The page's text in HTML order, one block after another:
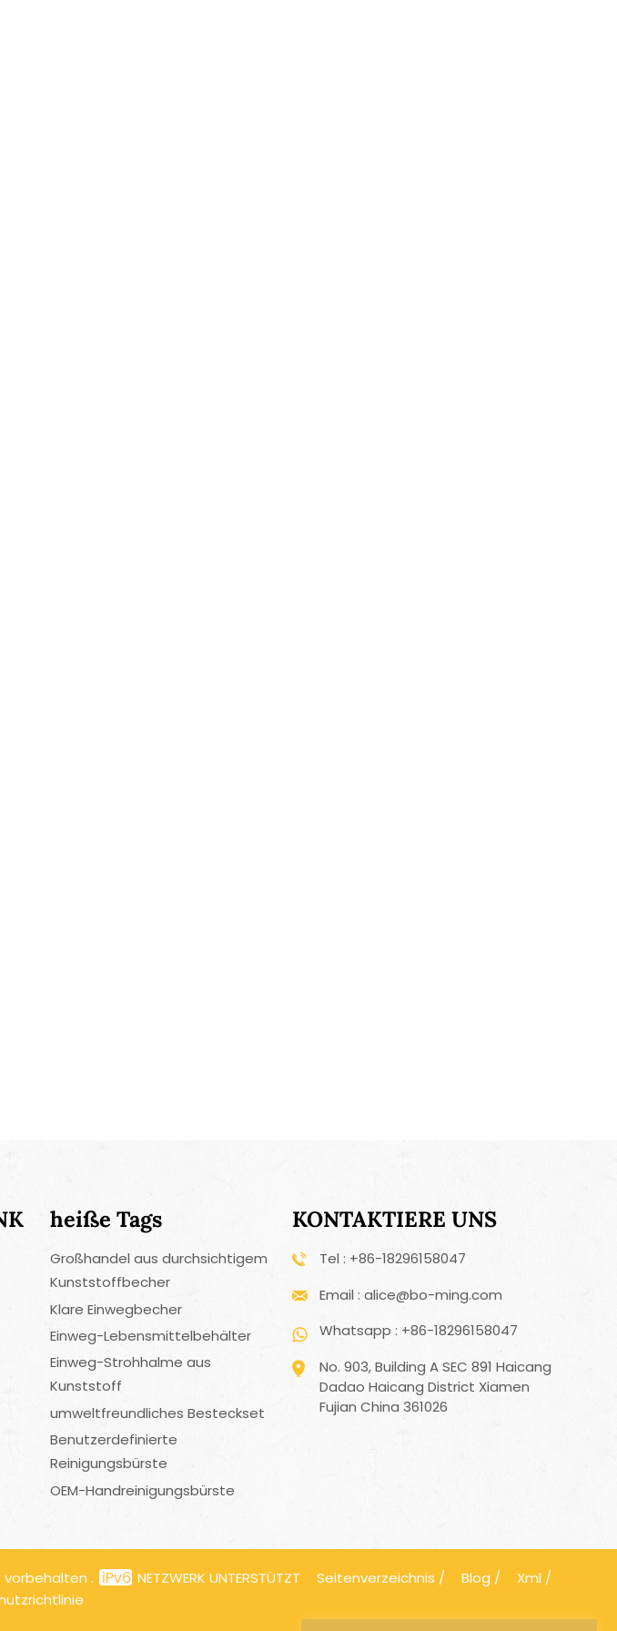
heiße Tags
Großhandel aus durchsichtigem
Kunststoffbecher
Klare Einwegbecher
Einweg-Lebensmittelbehälter
Einweg-Strohhalme aus
Kunststoff
umweltfreundliches Besteckset
Benutzerdefinierte
Reinigungsbürste
OEM-Handreinigungsbürste
KONTAKTIERE UNS
Tel : +86-18296158047
Email : alice@bo-ming.com
Whatsapp : +86-18296158047
No. 903, Building A SEC 891 Haicang
Dadao Haicang District Xiamen
Fujian China 361026
vorbehalten . NETZWERK UNTERSTÜTZT Seitenverzeichnis / Blog / Xml /